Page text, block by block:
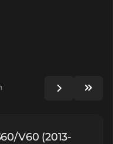
V60 (2013-